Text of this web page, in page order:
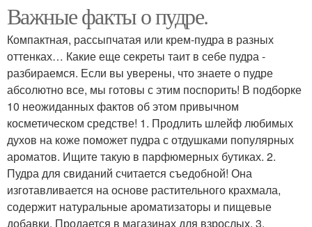
Важные факты о пудре.
Компактная, рассыпчатая или крем-пудра в разных
оттенках… Какие еще секреты таит в себе пудра -
разбираемся. Если вы уверены, что знаете о пудре
абсолютно все, мы готовы с этим поспорить! В подборке
10 неожиданных фактов об этом привычном
косметическом средстве! 1. Продлить шлейф любимых
духов на коже поможет пудра с отдушками популярных
ароматов. Ищите такую в парфюмерных бутиках. 2.
Пудра для свиданий считается съедобной! Она
изготавливается на основе растительного крахмала,
содержит натуральные ароматизаторы и пищевые
добавки. Продается в магазинах для взрослых. 3.